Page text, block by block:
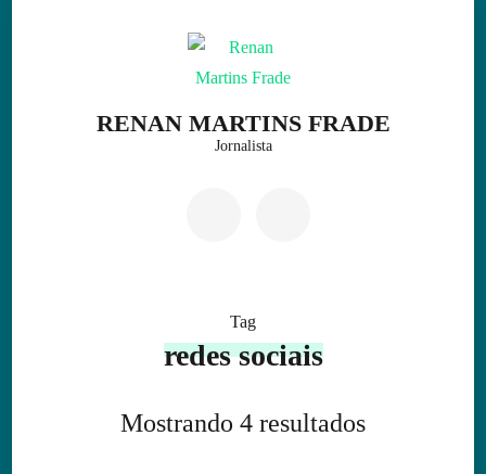
RENAN MARTINS FRADE
Jornalista
Tag
redes sociais
Mostrando 4 resultados